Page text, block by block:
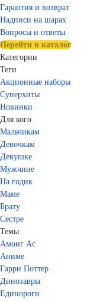
Гарантия и возврат
Надписи на шарах
Вопросы и ответы
Перейти в каталог
Категории
Теги
Акционные наборы
Суперхиты
Новинки
Для кого
Мальчикам
Девочкам
Девушке
Мужчине
На годик
Маме
Брату
Сестре
Темы
Амонг Ас
Аниме
Гарри Поттер
Динозавры
Единороги